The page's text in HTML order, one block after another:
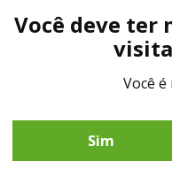
Fale diretamente com
Você deve ter
Você é
Sim